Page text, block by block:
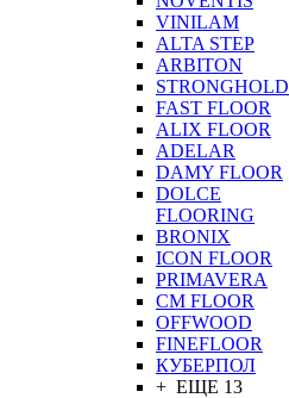
VINILAM
ALTA STEP
ARBITON
STRONGHOLD
FAST FLOOR
ALIX FLOOR
ADELAR
DAMY FLOOR
DOLCE
FLOORING
BRONIX
ICON FLOOR
PRIMAVERA
CM FLOOR
OFFWOOD
FINEFLOOR
КУБЕРПОЛ
+ ЕЩЕ 13